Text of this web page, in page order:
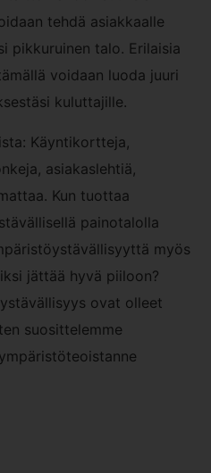
tehdä asiakkaalle
pikkuruinen talo. Erilaisia
voidaan luoda juuri
kuluttajille.
Käyntikortteja,
asiakaslehtiä,
Kun tuottaa
painotalolla
myös
jättää hyvä piiloon?
ovat olleet
suosittelemme